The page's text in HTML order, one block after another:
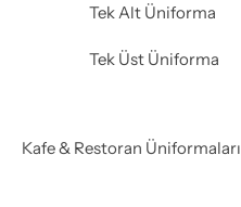
Tek Alt Üniforma
Tek Üst Üniforma
Kafe & Restoran Üniformaları